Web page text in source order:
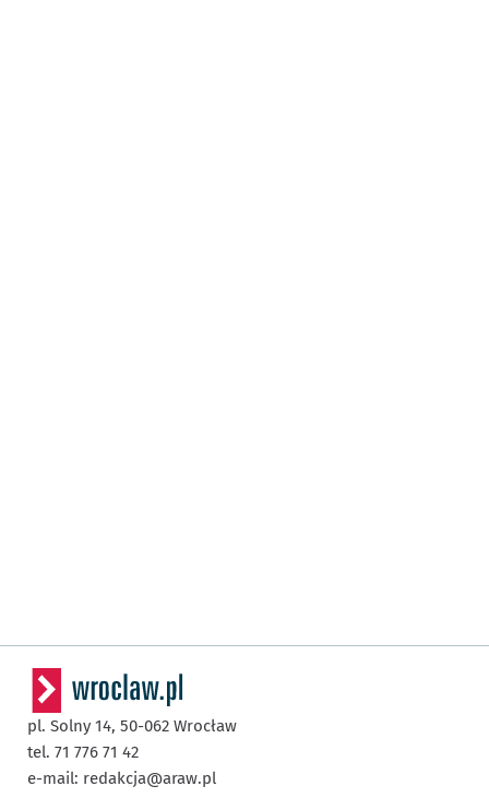
pl. Solny 14, 50-062 Wrocław
tel. 71 776 71 42
e-mail: redakcja@araw.pl